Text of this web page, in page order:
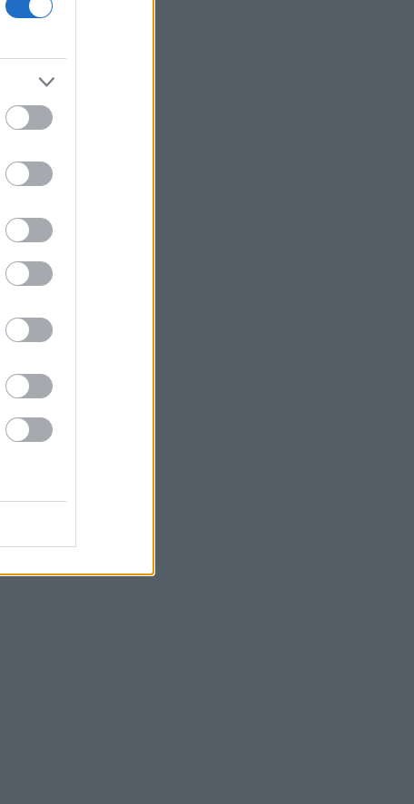
Ο Γκουτέρες ζητά άμεσο τερματισμό
Οι ελληνικές scale-ups επιχειρήσεις
είναι η μεγαλύτερη πρόκληση
AfD, επτά μονάδες μπροστά από το
CDU/CSU του Μερτς
επτά εβδομάδων με φόντο το Ιράν
στην περιοχή του Κιέβου με drones
πύραυλο μικρού βεληνεκούς», λέει η
Σεούλ
εκατ. δολάρια και ανοίγει γραφείο στις
ΗΠΑ